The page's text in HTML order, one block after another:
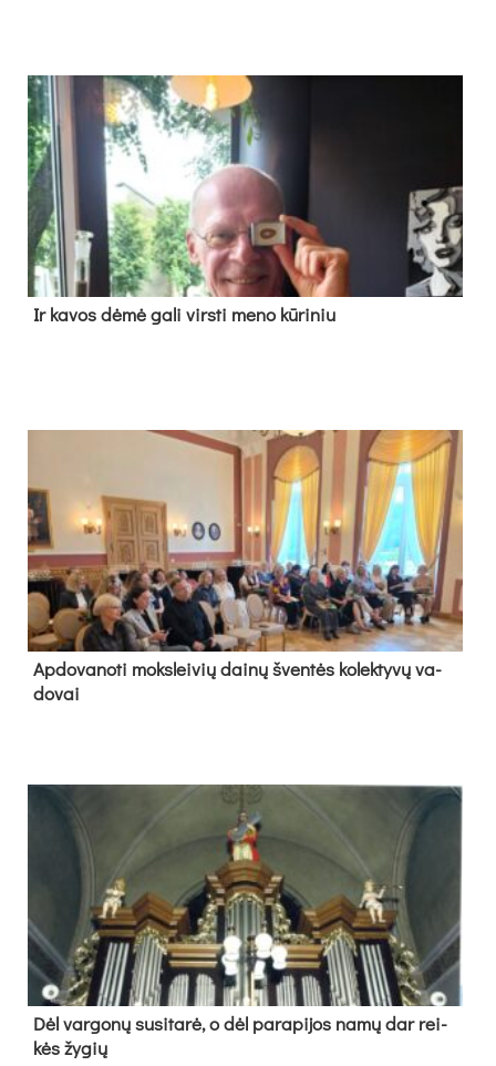
Ir ka­vos dė­mė ga­li virs­ti me­no kū­ri­niu
Ap­do­va­no­ti moks­lei­vių dai­nų šven­tės ko­lek­ty­vų va­
do­vai
Dėl var­go­nų su­si­ta­rė, o dėl pa­ra­pi­jos na­mų dar rei­
kės žy­gių